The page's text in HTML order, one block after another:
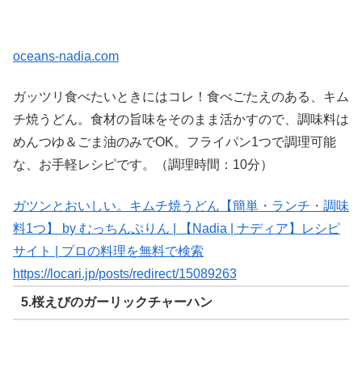
oceans-nadia.com
ガッツリ食べたいときにはコレ！食べごたえのある、キム
チ焼うどん。食材の旨味をそのまま活かすので、調味料は
めんつゆ＆ごま油のみでOK。フライパン1つで調理可能
な、お手軽レシピです。（調理時間：10分）
ガツンとおいしい。キムチ焼うどん【簡単・ランチ・調味
料1つ】 by むっちんぷりん | 【Nadia | ナディア】レシピ
サイト | プロの料理を無料で検索
https://locari.jp/posts/redirect/15089263
5.桜えびのガーリックチャーハン